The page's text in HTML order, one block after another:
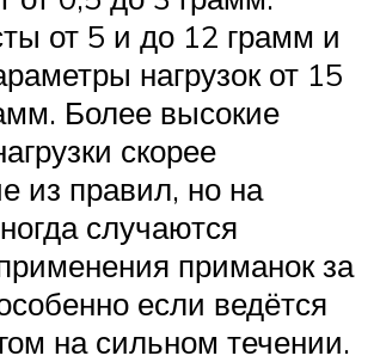
от 5 и до 12 грамм и
нагрузок от 15
Более высокие
скорее
из правил, но на
случаются
приманок за
если ведётся
на сильном течении.